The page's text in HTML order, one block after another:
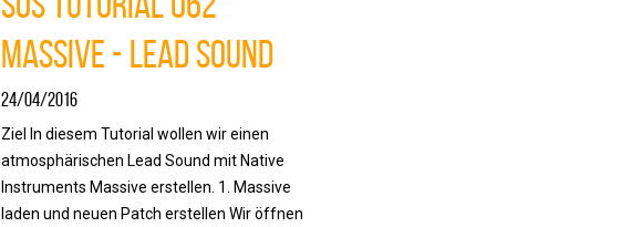
Massive - Lead Sound
24/04/2016
Ziel In diesem Tutorial wollen wir einen
atmosphärischen Lead Sound mit Native
Instruments Massive erstellen. 1. Massive
laden und neuen Patch erstellen Wir öffnen